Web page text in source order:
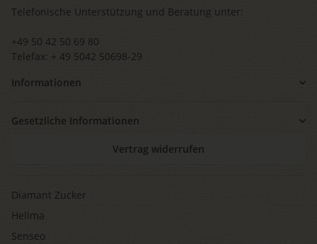
Telefonische Unterstützung und Beratung unter:
+49 50 42 50 69 80
Telefax: + 49 5042 50698-29
Informationen
Gesetzliche Informationen
Vertrag widerrufen
Diamant Zucker
Hellma
Senseo